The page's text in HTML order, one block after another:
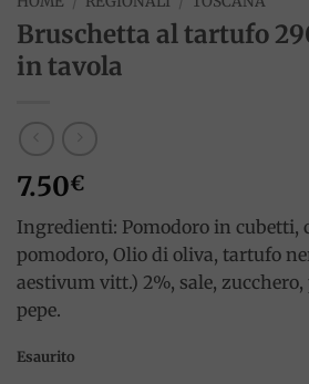
Bruschetta al tartufo
in tavola
7.50€
Ingredienti: Pomodoro in cubetti,
pomodoro, Olio di oliva, tartufo
aestivum vitt.) 2%, sale,
pepe.
Esaurito